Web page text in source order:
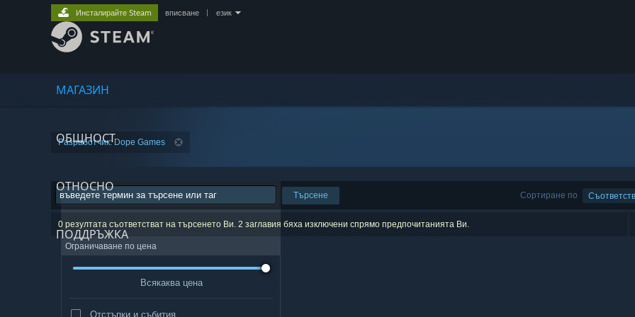
МАГАЗИН
ОБЩНОСТ
ОТНОСНО
ПОДДРЪЖКА
Инсталирайте Steam вписване език
Разработчик: Dope Games
Сортиране по
Търсене
0 резултата съответстват на търсенето Ви. 2 заглавия бяха изключени спрямо предпочитанията Ви.
Ограничаване по цена
Всякаква цена
Отстъпки и събития